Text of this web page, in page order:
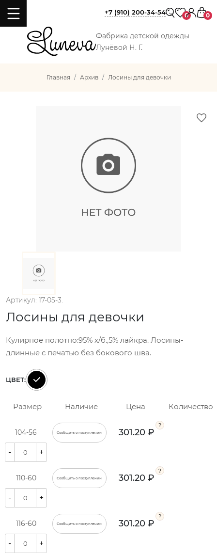
Фабрика детской одежды
Лунёвой Н. Г.
+7 (910) 200-34-54 0 0
Главная Архив Лосины для девочки
Артикул: 17-05-3.
Лосины для девочки
Кулирное полотно:95% х/б.,5% лайкра. Лосины-
длинные с печатью без бокового шва.
ЦВЕТ:
Размер Наличие Цена Количество
104-56 Сообщить о поступлении 301.20 ₽
- +
110-60 Сообщить о поступлении 301.20 ₽
- +
116-60 Сообщить о поступлении 301.20 ₽
- +